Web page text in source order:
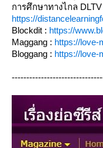
การศึกษาทางไกล DLTV
https://
Blockdit : https://
Maggang : https://love-
Bloggang : https://love-